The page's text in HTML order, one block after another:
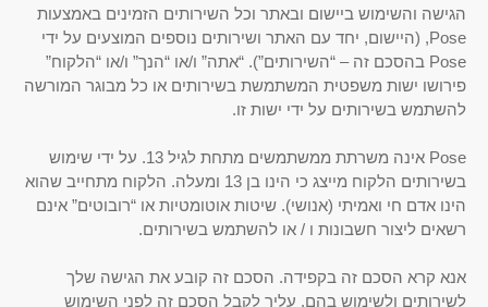
הגישה והשימוש ביישום ובאתר וכל השירותים הזמינים באמצעות
Pose, (היישום, יחד עם האתר ושירותים נוספים המוצעים על ידי
Pose בהסכם זה – “השירותים”). “אתה” ו/או “הנך” ו/או “הלקוח”
פירושו ישות משפטית המשתמשת בשירותים או כל מבוגר המורשה
להשתמש בשירותים על ידי ישות זו.
Pose אינה משרתת ממשתמשים מתחת לגיל 13. על ידי שימוש
בשירותים הלקוח מייצג כי הינו בן 13 ומעלה. הלקוח מתחייב שהוא
הינו אדם חי ואמיתי (אנושי). שיטות אוטומטיות או “רובוטים” אינם
רשאים ליצור חשבונות ו / או להשתמש בשירותים.
אנא קרא הסכם זה בקפידה. הסכם זה קובע את הגישה שלך
לשירותים ולשימוש בהם. עליך לקבל הסכם זה לפני השימוש